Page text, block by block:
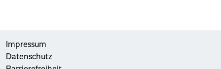
Impressum
Datenschutz